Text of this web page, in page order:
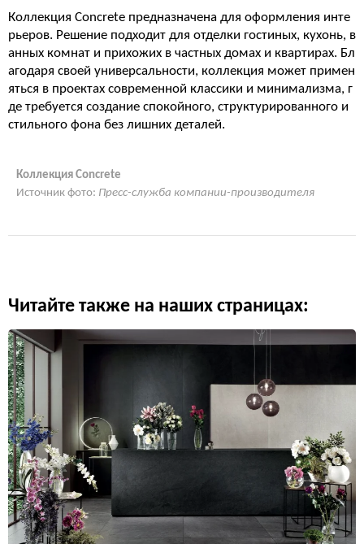
Коллекция Concrete предназначена для оформления инте
рьеров. Решение подходит для отделки гостиных, кухонь, в
анных комнат и прихожих в частных домах и квартирах. Бл
агодаря своей универсальности, коллекция может примен
яться в проектах современной классики и минимализма, г
де требуется создание спокойного, структурированного и
стильного фона без лишних деталей.
Коллекция Concrete
Источник фото: Пресс-служба компании-производителя
Читайте также на наших страницах: